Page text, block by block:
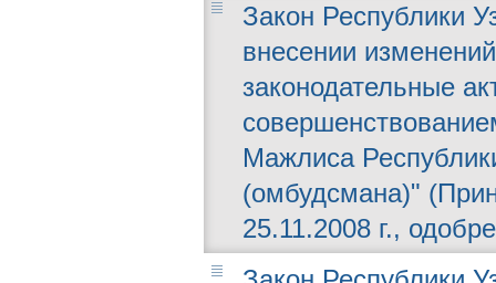
Закон Республики
внесении
законодательные
Мажлиса
(омбудсмана)"
25.11.2008 г.,